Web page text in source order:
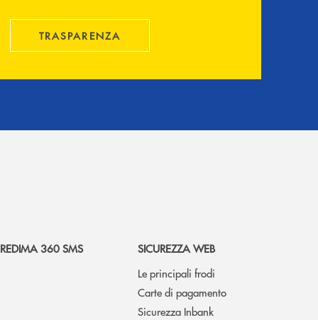
TRASPARENZA
360 SMS
SICUREZZA WEB
Le principali frodi
Carte di pagamento
Sicurezza Inbank